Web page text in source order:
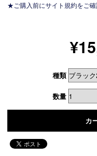
★ご購入前にサイト規約をご
種類
数量